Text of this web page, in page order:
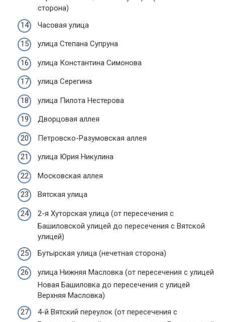
сторона)
Часовая улица
улица Степана Супруна
улица Константина Симонова
улица Серегина
улица Пилота Нестерова
Дворцовая аллея
Петровско-Разумовская аллея
улица Юрия Никулина
Московская аллея
Вятская улица
2-я Хуторская улица (от пересечения с
Башиловской улицей до пересечения с Вятской
улицей)
Бутырская улица (нечетная сторона)
улица Нижняя Масловка (от пересечения с улицей
Новая Башиловка до пересечения с улицей
Верхняя Масловка)
4-й Вятский переулок (от пересечения с